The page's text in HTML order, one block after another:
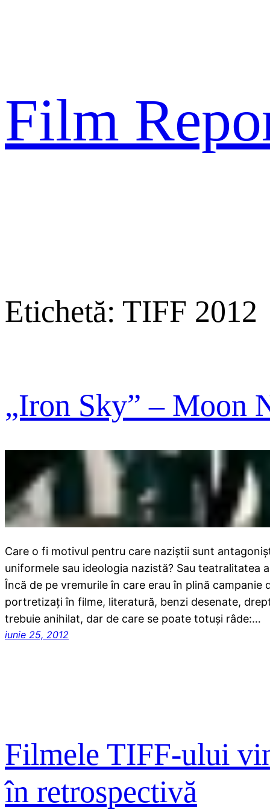
Film
Etichetă: TIFF 2012
„Iron Sky” – Moon
Care o fi motivul pentru care naziştii sunt
uniformele sau ideologia nazistă? Sau teatralitatea
Încă de pe vremurile în care erau în plină campanie
portretizaţi în filme, literatură, benzi desenate,
trebuie anihilat, dar de care se poate totuşi râde:…
iunie 25, 2012
Filmele TIFF-ului
în retrospectivă